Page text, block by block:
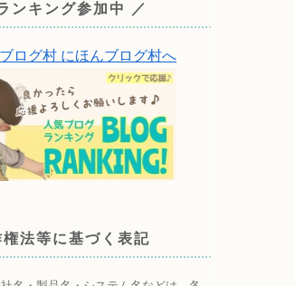
ンキング参加中 ／
権法等に基づく表記